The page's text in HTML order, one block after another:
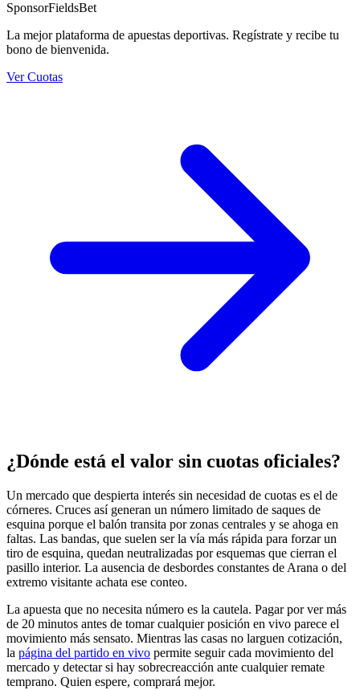
SponsorFieldsBet
La mejor plataforma de apuestas deportivas. Regístrate y recibe tu
bono de bienvenida.
Ver Cuotas
¿Dónde está el valor sin cuotas oficiales?
Un mercado que despierta interés sin necesidad de cuotas es el de
córneres. Cruces así generan un número limitado de saques de
esquina porque el balón transita por zonas centrales y se ahoga en
faltas. Las bandas, que suelen ser la vía más rápida para forzar un
tiro de esquina, quedan neutralizadas por esquemas que cierran el
pasillo interior. La ausencia de desbordes constantes de Arana o del
extremo visitante achata ese conteo.
La apuesta que no necesita número es la cautela. Pagar por ver más
de 20 minutos antes de tomar cualquier posición en vivo parece el
movimiento más sensato. Mientras las casas no larguen cotización,
la página del partido en vivo permite seguir cada movimiento del
mercado y detectar si hay sobrecreacción ante cualquier remate
temprano. Quien espere, comprará mejor.